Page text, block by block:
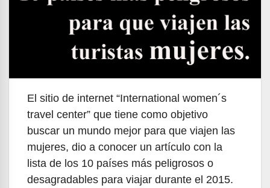
El sitio de internet “International women´s
travel center” que tiene como objetivo
buscar un mundo mejor para que viajen las
mujeres, dio a conocer un artículo con la
lista de los 10 países más peligrosos o
desagradables para viajar durante el 2015.